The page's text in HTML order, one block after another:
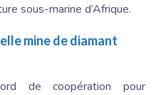
sous-marine d’Afrique.
mine de diamant
de coopération pour